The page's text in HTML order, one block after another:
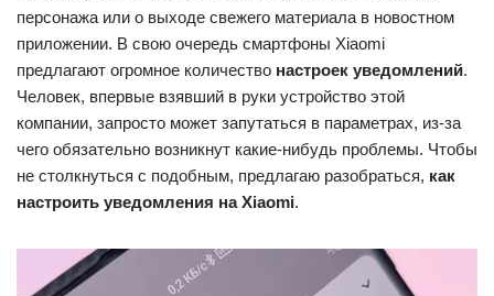
персонажа или о выходе свежего материала в новостном
приложении. В свою очередь смартфоны Xiaomi
предлагают огромное количество настроек уведомлений.
Человек, впервые взявший в руки устройство этой
компании, запросто может запутаться в параметрах, из-за
чего обязательно возникнут какие-нибудь проблемы. Чтобы
не столкнуться с подобным, предлагаю разобраться, как
настроить уведомления на Xiaomi.